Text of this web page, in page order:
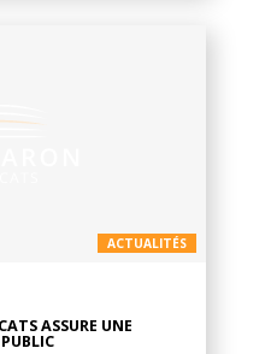
ACTUALITÉS
ASSURE UNE